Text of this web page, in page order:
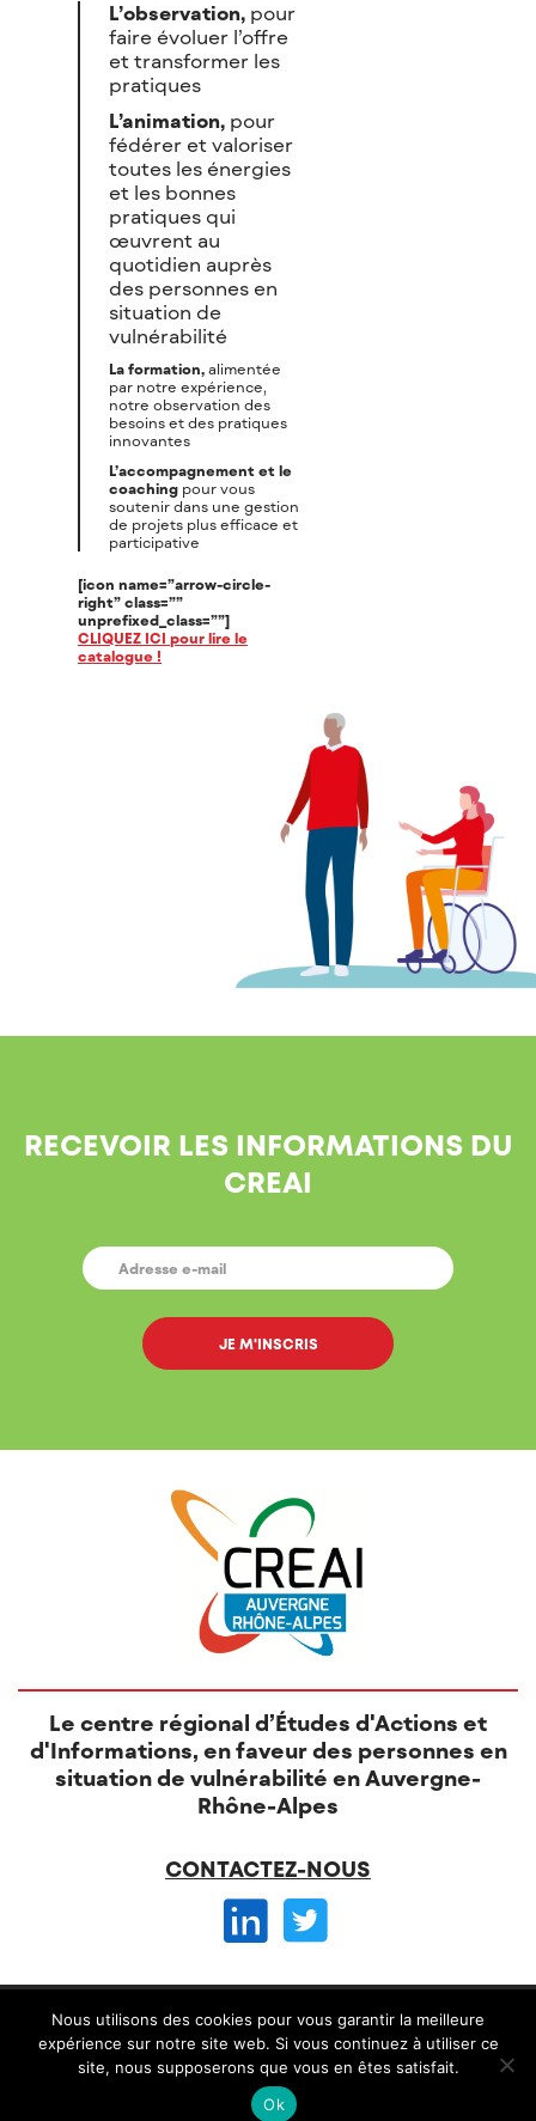
L’observation, pour
faire évoluer l’offre
et transformer les
pratiques
L’animation, pour
fédérer et valoriser
toutes les énergies
et les bonnes
pratiques qui
œuvrent au
quotidien auprès
des personnes en
situation de
vulnérabilité
La formation, alimentée
par notre expérience,
notre observation des
besoins et des pratiques
innovantes
L’accompagnement et le
coaching pour vous
soutenir dans une gestion
de projets plus efficace et
participative
[icon name=”arrow-circle-
right” class=””
unprefixed_class=””]
CLIQUEZ ICI pour lire le
catalogue !
RECEVOIR LES INFORMATIONS DU
CREAI
E-
MAIL *
Le centre régional d’Études d'Actions et
d'Informations, en faveur des personnes en
situation de vulnérabilité en Auvergne-
Rhône-Alpes
CONTACTEZ-NOUS
© CREAI 2026 -
Mentions légales
CGV et règlement intérieur
ConceptionAlteriade
Nous utilisons des cookies pour vous garantir la meilleure
expérience sur notre site web. Si vous continuez à utiliser ce
site, nous supposerons que vous en êtes satisfait.
Ok